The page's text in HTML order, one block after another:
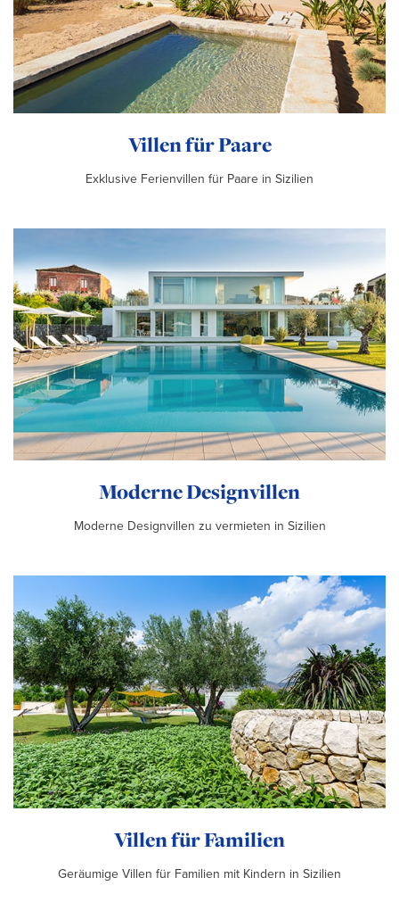
Villen für Paare
Exklusive Ferienvillen für Paare in Sizilien
Moderne Designvillen
Moderne Designvillen zu vermieten in Sizilien
Villen für Familien
Geräumige Villen für Familien mit Kindern in Sizilien